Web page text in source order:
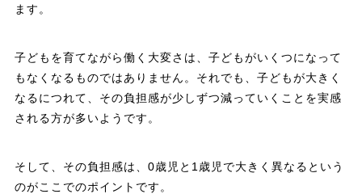
ます。
子どもを育てながら働く大変さは、子どもがいくつになって
もなくなるものではありません。それでも、子どもが大きく
なるにつれて、その負担感が少しずつ減っていくことを実感
される方が多いようです。
そして、その負担感は、0歳児と1歳児で大きく異なるという
のがここでのポイントです。